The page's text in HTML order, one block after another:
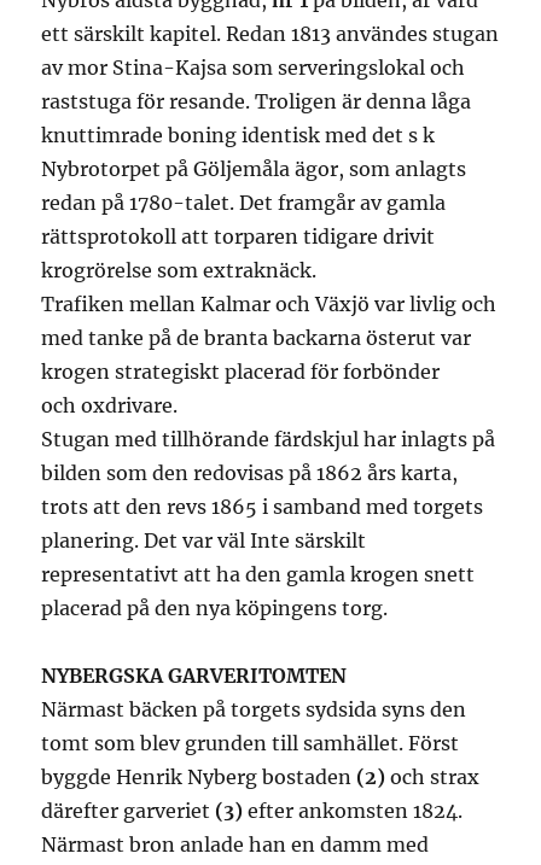
ett särskilt kapitel. Redan 1813 användes stugan
av mor Stina-Kajsa som serveringslokal och
raststuga för resande. Troligen är denna låga
knuttimrade boning identisk med det s k
Nybrotorpet på Göljemåla ägor, som anlagts
redan på 1780-talet. Det framgår av gamla
rättsprotokoll att torparen tidigare drivit
krogrörelse som extraknäck.
Trafiken mellan Kalmar och Växjö var livlig och
med tanke på de branta backarna österut var
krogen strategiskt placerad för forbönder
och oxdrivare.
Stugan med tillhörande färdskjul har inlagts på
bilden som den redovisas på 1862 års karta,
trots att den revs 1865 i samband med torgets
planering. Det var väl Inte särskilt
representativt att ha den gamla krogen snett
placerad på den nya köpingens torg.
NYBERGSKA GARVERITOMTEN
Närmast bäcken på torgets sydsida syns den
tomt som blev grunden till samhället. Först
byggde Henrik Nyberg bostaden (2) och strax
därefter garveriet (3)efter ankomsten 1824.
Närmast bron anlade han en damm med